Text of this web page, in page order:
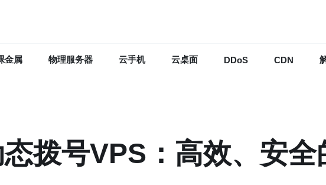
金属 物理服务器 云手机 云桌面 DDoS CDN
拨号VPS：高效、安全